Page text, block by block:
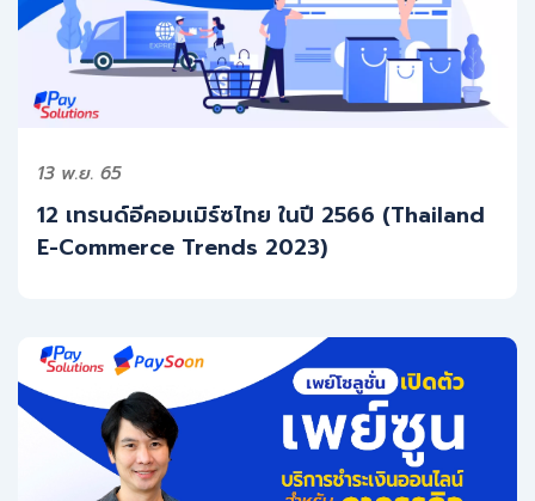
13 พ.ย. 65
12 เทรนด์อีคอมเมิร์ซไทย ในปี 2566 (Thailand
E-Commerce Trends 2023)